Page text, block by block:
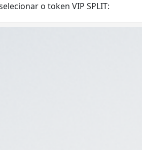
o token VIP SPLIT: